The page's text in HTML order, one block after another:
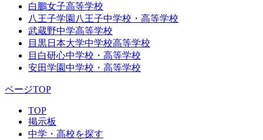
白鵬女子高等学校
八王子学園八王子中学校・高等学校
武蔵野中学高等学校
目黒日本大学中学校高等学校
目白研心中学校・高等学校
安田学園中学校・高等学校
ページTOP
TOP
掲示板
中学・高校を探す